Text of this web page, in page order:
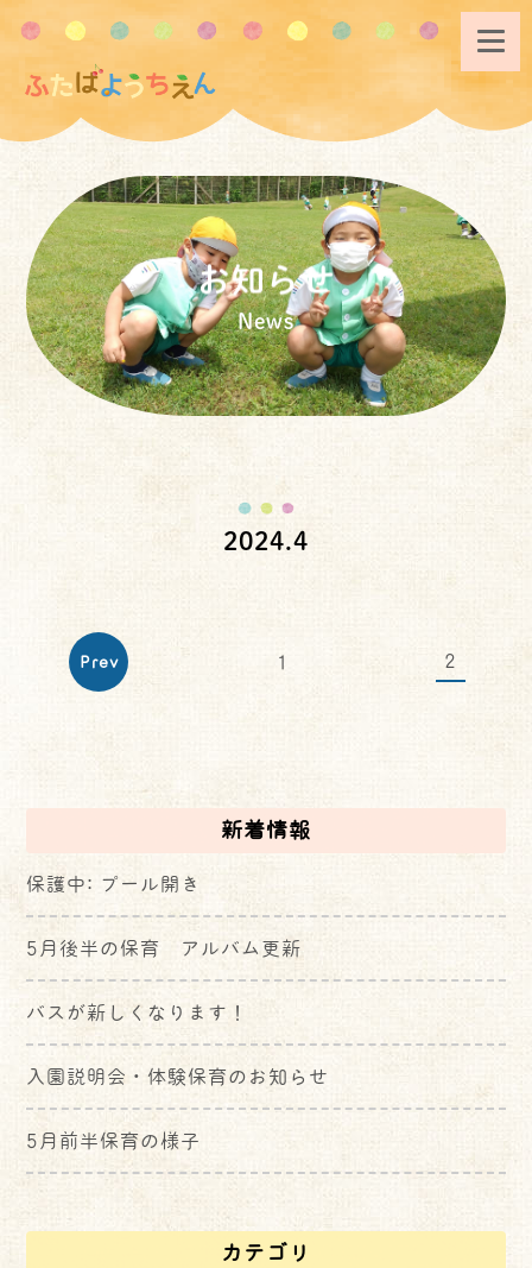
お知らせ
News
2024.4
Prev 1 2
新着情報
保護中: プール開き
5月後半の保育 アルバム更新
バスが新しくなります！
入園説明会・体験保育のお知らせ
5月前半保育の様子
カテゴリ